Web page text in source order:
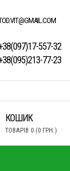
557-32
77-23
КОШИК
ТОВАРІВ 0 (0 ГРН.)